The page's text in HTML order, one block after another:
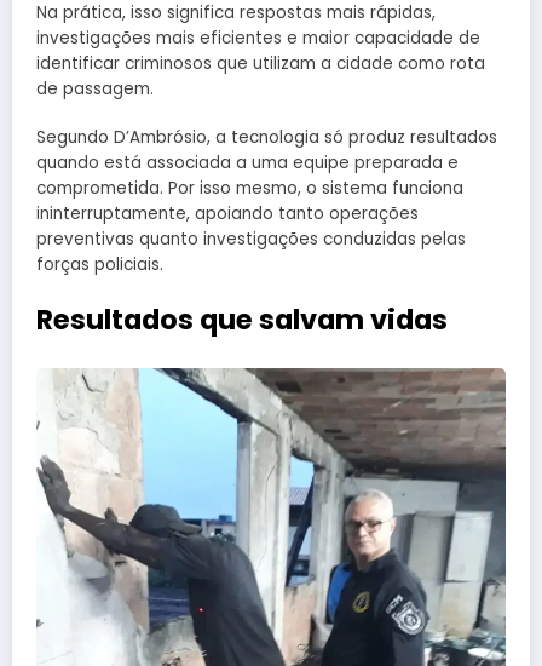
Na prática, isso significa respostas mais rápidas,
investigações mais eficientes e maior capacidade de
identificar criminosos que utilizam a cidade como rota
de passagem.
Segundo D’Ambrósio, a tecnologia só produz resultados
quando está associada a uma equipe preparada e
comprometida. Por isso mesmo, o sistema funciona
ininterruptamente, apoiando tanto operações
preventivas quanto investigações conduzidas pelas
forças policiais.
Resultados que salvam vidas